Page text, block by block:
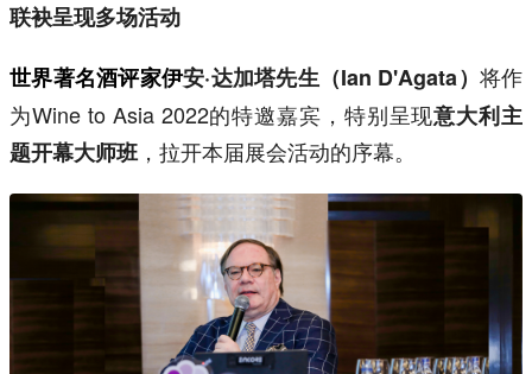
联袂呈现多场活动
世界著名酒评家伊安·达加塔先生（Ian D'Agata） 将作
为Wine to Asia 2022的特邀嘉宾，特别呈现意大利主
题开幕大师班 ，拉开本届展会活动的序幕。